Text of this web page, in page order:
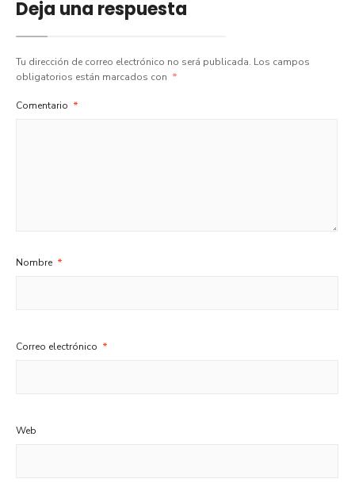
Deja una respuesta
Tu dirección de correo electrónico no será publicada. Los campos
obligatorios están marcados con *
Comentario *
Nombre *
Correo electrónico *
Web